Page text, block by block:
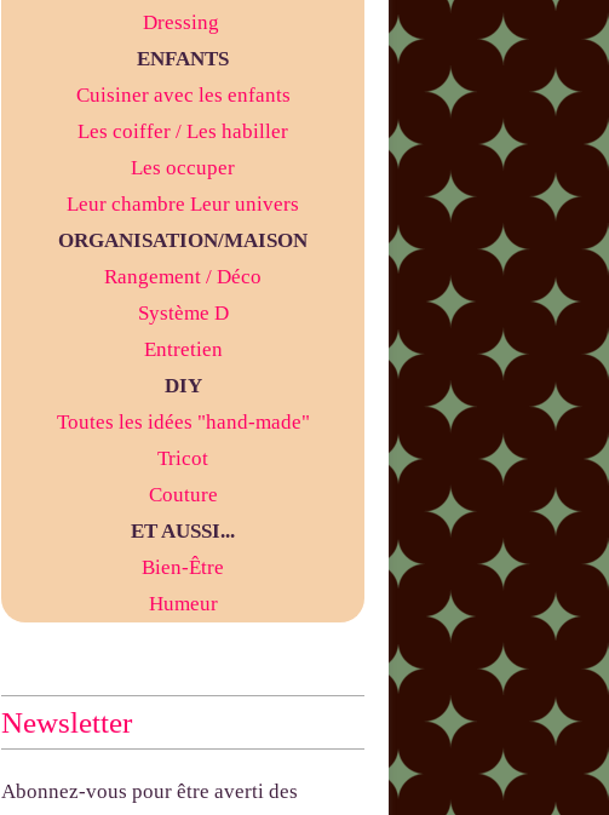
Dressing
ENFANTS
Cuisiner avec les enfants
Les coiffer / Les habiller
Les occuper
Leur chambre Leur univers
ORGANISATION/MAISON
Rangement / Déco
Système D
Entretien
DIY
Toutes les idées "hand-made"
Tricot
Couture
ET AUSSI...
Bien-Être
Humeur
Newsletter
Abonnez-vous pour être averti des